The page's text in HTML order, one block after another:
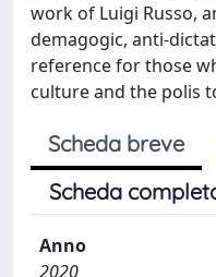
work of Luigi Russo,
demagogic, anti-
reference for those
culture and the polis
Scheda breve
Scheda
Anno
2020